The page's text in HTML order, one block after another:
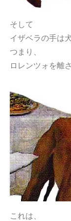
そして
イザベラの手は
つまり、
ロレンツォを離
これは、